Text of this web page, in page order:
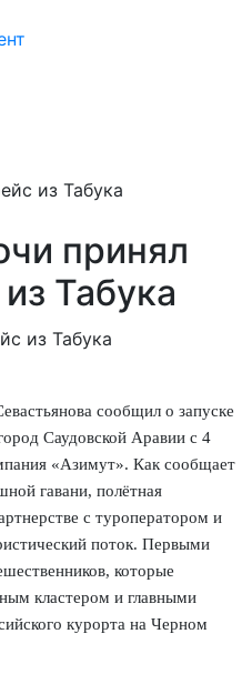
из Табука
принял
Табука
сообщил о запуске
Саудовской Аравии с 4
«Азимут». Как сообщает
гавани, полётная
с туроператором и
поток. Первыми
которые
кластером и главными
курорта на Черном